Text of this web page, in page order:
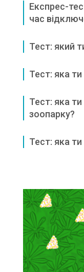
Експрес-
час
Тест: який
Тест: яка
Тест: яка ти
зоопарку?
Тест: яка